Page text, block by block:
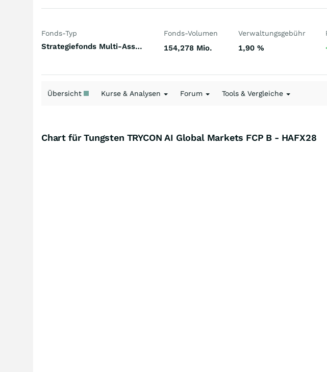
Fonds-Typ
Strategiefonds Multi-Asset-Strategie systematisch defensiv Welt
Fonds-Volumen
154,278 Mio.
Verwaltungsgebühr
1,90 %
Übersicht Kurse & Analysen Forum Tools & Vergleiche
Chart für Tungsten TRYCON AI Global Markets FCP B - HAFX28